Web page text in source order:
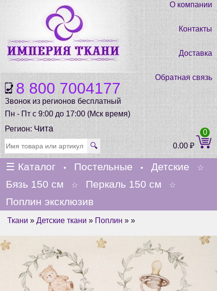
8 800 7004177
Звонок из регионов бесплатный
Пн - Пт с 9:00 до 17:00 (Мск время)
О компании
Контакты
Доставка
Обратная связь
Регион:Чита
🔍 0.00₽
0
☰ Каталог • Постельные • Детские ☆
Бязь 150 см ☆ Перкаль 150 см ☆
Поплин эксклюзив
Ткани » Детские ткани » Поплин » »